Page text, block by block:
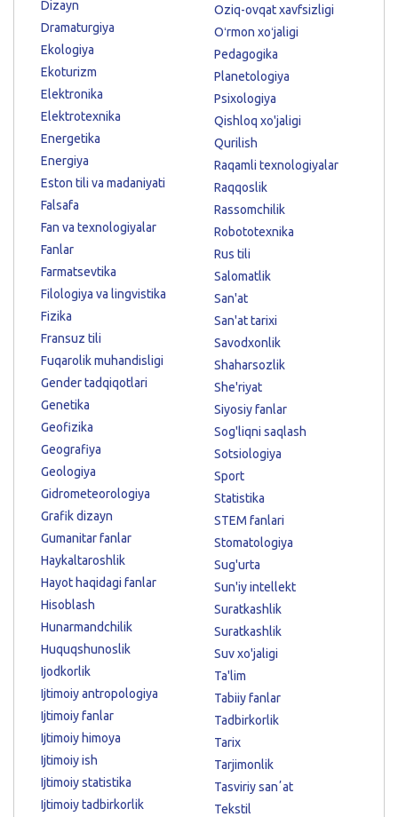
Dizayn
Dramaturgiya
Ekologiya
Ekoturizm
Elektronika
Elektrotexnika
Energetika
Energiya
Eston tili va madaniyati
Falsafa
Fan va texnologiyalar
Fanlar
Farmatsevtika
Filologiya va lingvistika
Fizika
Fransuz tili
Fuqarolik muhandisligi
Gender tadqiqotlari
Genetika
Geofizika
Geografiya
Geologiya
Gidrometeorologiya
Grafik dizayn
Gumanitar fanlar
Haykaltaroshlik
Hayot haqidagi fanlar
Hisoblash
Hunarmandchilik
Huquqshunoslik
Ijodkorlik
Ijtimoiy antropologiya
Ijtimoiy fanlar
Ijtimoiy himoya
Ijtimoiy ish
Ijtimoiy statistika
Ijtimoiy tadbirkorlik
Oziq-ovqat xavfsizligi
Oʻrmon xoʻjaligi
Pedagogika
Planetologiya
Psixologiya
Qishloq xo'jaligi
Qurilish
Raqamli texnologiyalar
Raqqoslik
Rassomchilik
Robototexnika
Rus tili
Salomatlik
San'at
San'at tarixi
Savodxonlik
Shaharsozlik
She'riyat
Siyosiy fanlar
Sog'liqni saqlash
Sotsiologiya
Sport
Statistika
STEM fanlari
Stomatologiya
Sug'urta
Sun'iy intellekt
Suratkashlik
Suratkashlik
Suv xo'jaligi
Ta'lim
Tabiiy fanlar
Tadbirkorlik
Tarix
Tarjimonlik
Tasviriy sanʼat
Tekstil